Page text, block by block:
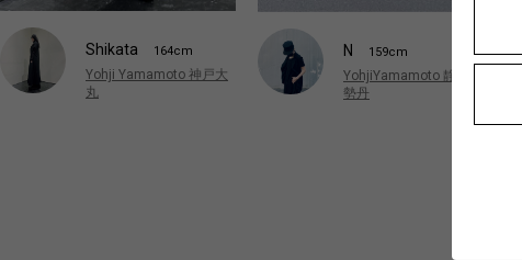
Shikata 164cm
Yohji Yamamoto 神戸大
丸
N 159cm
YohjiYamamoto 静岡伊
勢丹